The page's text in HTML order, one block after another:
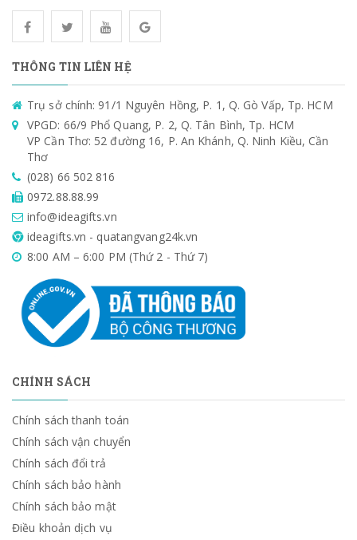
THÔNG TIN LIÊN HỆ
Trụ sở chính: 91/1 Nguyên Hồng, P. 1, Q. Gò Vấp, Tp. HCM
VPGD: 66/9 Phổ Quang, P. 2, Q. Tân Bình, Tp. HCM
VP Cần Thơ: 52 đường 16, P. An Khánh, Q. Ninh Kiều, Cần
Thơ
(028) 66 502 816
0972.88.88.99
info@ideagifts.vn
ideagifts.vn - quatangvang24k.vn
8:00 AM – 6:00 PM (Thứ 2 - Thứ 7)
CHÍNH SÁCH
Chính sách thanh toán
Chính sách vận chuyển
Chính sách đổi trả
Chính sách bảo hành
Chính sách bảo mật
Điều khoản dịch vụ